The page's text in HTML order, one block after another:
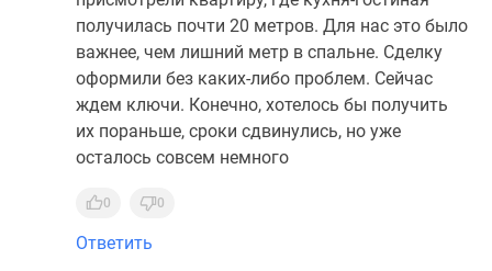
получилась почти 20 метров. Для нас это было
важнее, чем лишний метр в спальне. Сделку
оформили без каких-либо проблем. Сейчас
ждем ключи. Конечно, хотелось бы получить
их пораньше, сроки сдвинулись, но уже
осталось совсем немного
0 0
Ответить